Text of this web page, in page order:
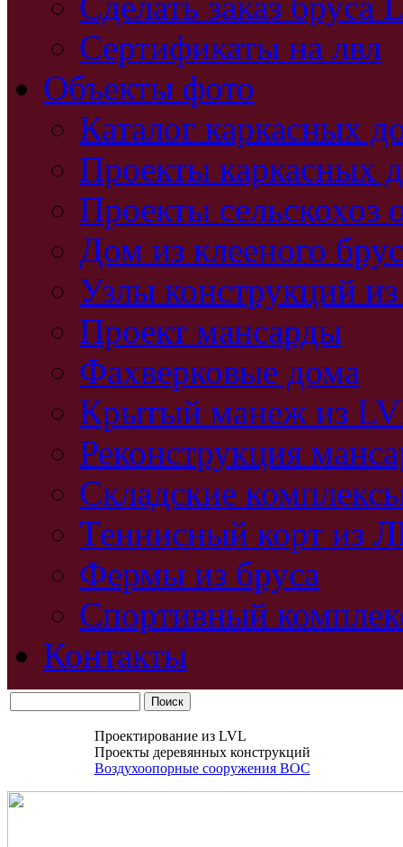
Сертификаты на лвл
Объекты фото
Каталог каркасных
Проекты каркасных
Проекты сельскохоз
Дом из клееного
Узлы конструкций
Проект мансарды
Фахверковые дома
Крытый манеж из
Реконструкция
Складские
Теннисный корт из
Фермы из бруса
Спортивный
Контакты
Проектирование из LVL
Проекты деревянных конструкций
Воздухоопорные сооружения ВОС